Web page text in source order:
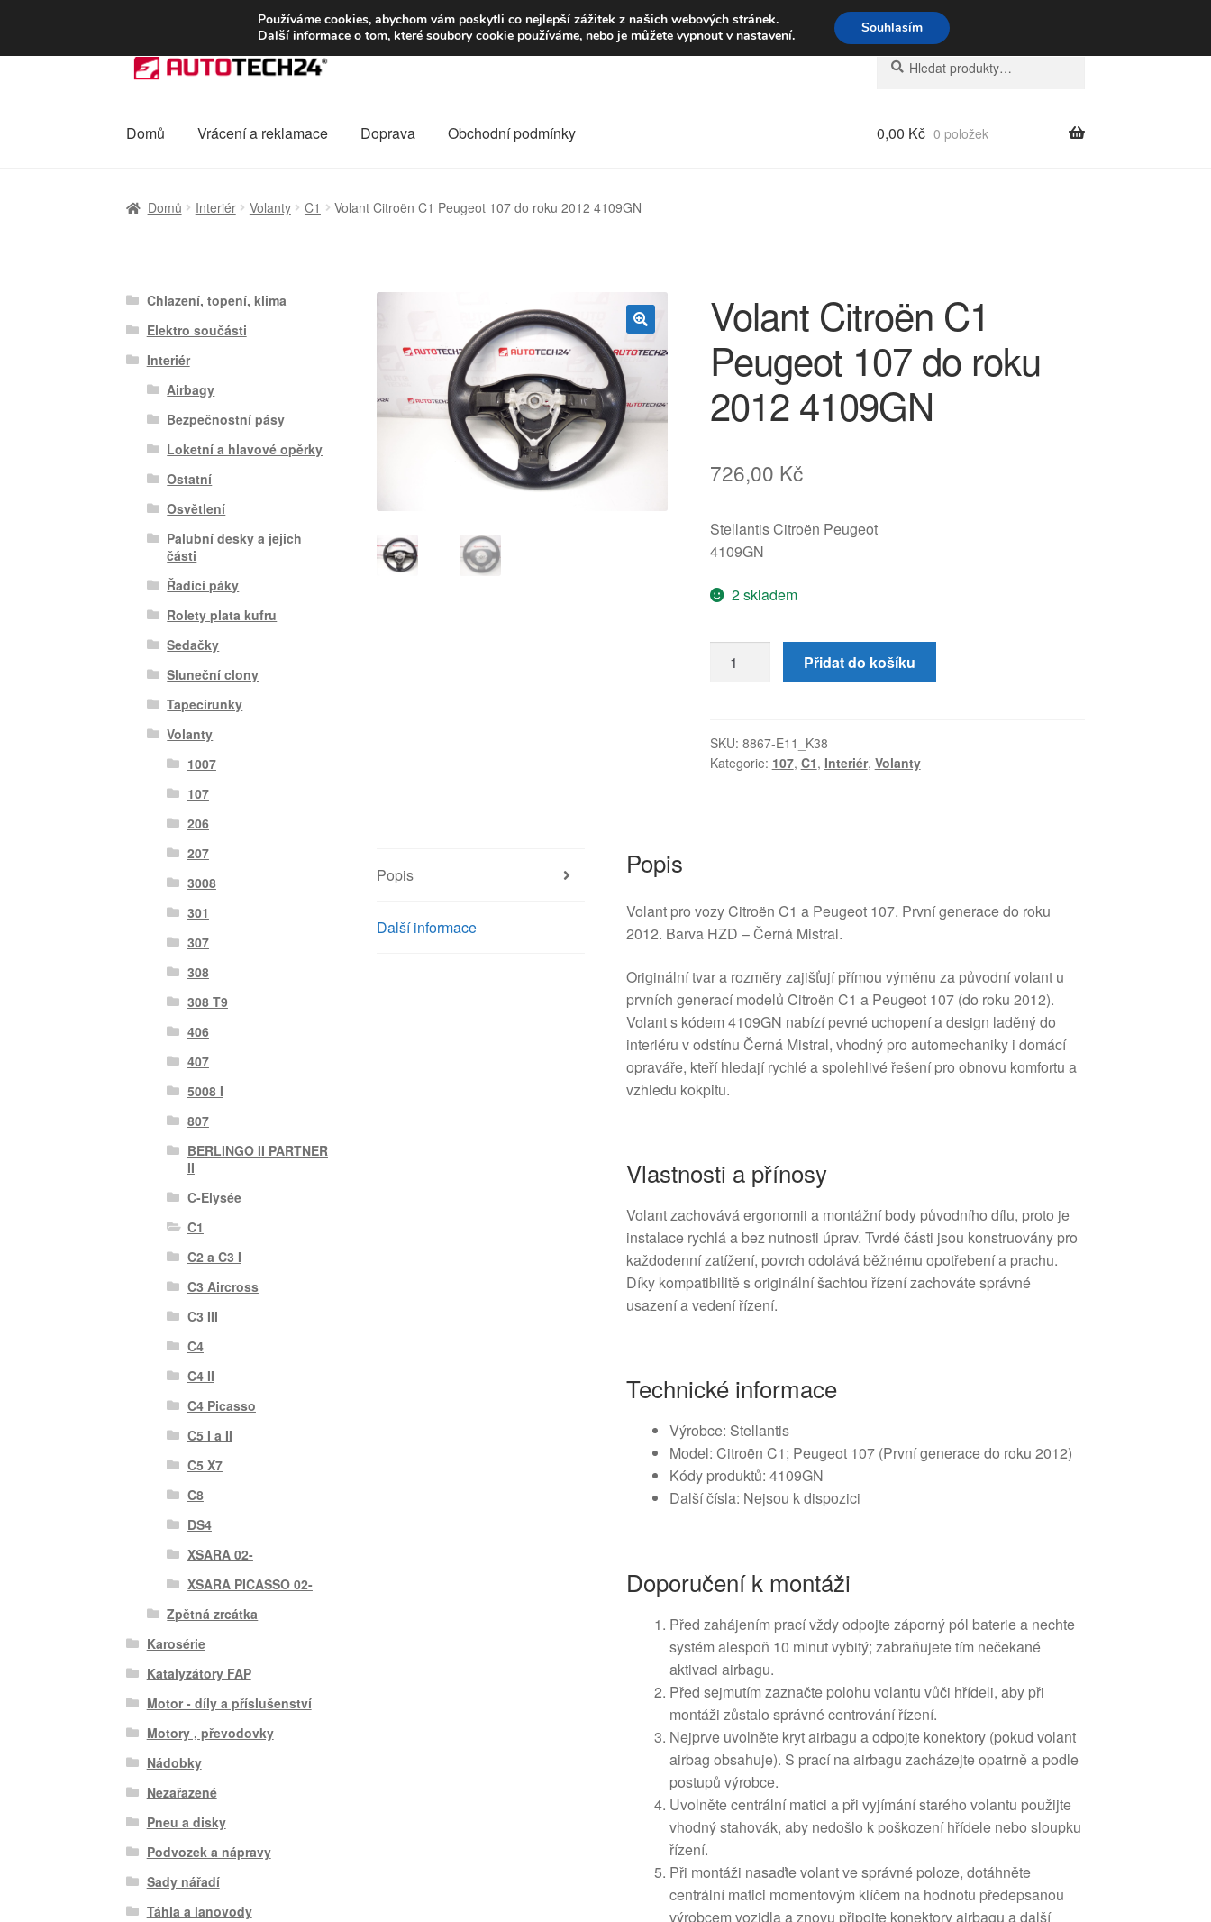
DOPRAVA od 139,-Kč Volejte po-pá 9-16 704 494 494
Přeskočit
na
Přejít
webu
Hledat:
Hledat
Domů Vrácení a reklamace Doprava Obchodní podmínky 0,00 Kč 0 položek
Domů Interiér Volanty C1 Volant Citroën C1 Peugeot 107 do roku 2012 4109GN
🔍
Volant Citroën C1
Peugeot 107 do roku
2012 4109GN
726,00 Kč
Stellantis Citroën Peugeot
4109GN
2 skladem
Citroën
107
do
Přidat do košíku
SKU: 8867-E11_K38
Kategorie: 107, C1, Interiér, Volanty
Popis
Další informace
Popis
Volant pro vozy Citroën C1 a Peugeot 107. První generace do roku
2012. Barva HZD – Černá Mistral.
Originální tvar a rozměry zajišťují přímou výměnu za původní volant u
prvních generací modelů Citroën C1 a Peugeot 107 (do roku 2012).
Volant s kódem 4109GN nabízí pevné uchopení a design laděný do
interiéru v odstínu Černá Mistral, vhodný pro automechaniky i domácí
opraváře, kteří hledají rychlé a spolehlivé řešení pro obnovu komfortu a
vzhledu kokpitu.
Vlastnosti a přínosy
Volant zachovává ergonomii a montážní body původního dílu, proto je
instalace rychlá a bez nutnosti úprav. Tvrdé části jsou konstruovány pro
každodenní zatížení, povrch odolává běžnému opotřebení a prachu.
Díky kompatibilitě s originální šachtou řízení zachováte správné
usazení a vedení řízení.
Technické informace
Výrobce: Stellantis
Model: Citroën C1; Peugeot 107 (První generace do roku 2012)
Kódy produktů: 4109GN
Další čísla: Nejsou k dispozici
Doporučení k montáži
Před zahájením prací vždy odpojte záporný pól baterie a nechte
systém alespoň 10 minut vybitý; zabraňujete tím nečekané
aktivaci airbagu.
Před sejmutím zaznačte polohu volantu vůči hřídeli, aby při
montáži zůstalo správné centrování řízení.
Nejprve uvolněte kryt airbagu a odpojte konektory (pokud volant
airbag obsahuje). S prací na airbagu zacházejte opatrně a podle
postupů výrobce.
Uvolněte centrální matici a při vyjímání starého volantu použijte
vhodný stahovák, aby nedošlo k poškození hřídele nebo sloupku
řízení.
Při montáži nasaďte volant ve správné poloze, dotáhněte
centrální matici momentovým klíčem na hodnotu předepsanou
výrobcem vozidla a znovu připojte konektory airbagu a další
Chlazení, topení, klima
Elektro součásti
Interiér
Airbagy
Bezpečnostní pásy
Loketní a hlavové opěrky
Ostatní
Osvětlení
Palubní desky a jejich
části
Řadící páky
Rolety plata kufru
Sedačky
Sluneční clony
Tapecírunky
Volanty
1007
107
206
207
3008
301
307
308
308 T9
406
407
5008 I
807
BERLINGO II PARTNER
II
C-Elysée
C1
C2 a C3 I
C3 Aircross
C3 III
C4
C4 II
C4 Picasso
C5 I a II
C5 X7
C8
DS4
XSARA 02-
XSARA PICASSO 02-
Zpětná zrcátka
Karosérie
Katalyzátory FAP
Motor - díly a příslušenství
Motory , převodovky
Nádobky
Nezařazené
Pneu a disky
Podvozek a nápravy
Sady nářadí
Táhla a lanovody
Používáme cookies, abychom vám poskytli co nejlepší zážitek z našich webových stránek.
Další informace o tom, které soubory cookie používáme, nebo je můžete vypnout v nastavení. Souhlasím